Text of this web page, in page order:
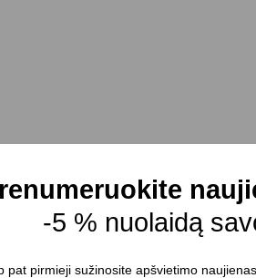
-5 % nuolaidą
pat pirmieji sužinosite apšvietimo